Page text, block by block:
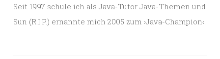
Seit 1997 schule ich als Java-Tutor Java-Themen und
Sun (R.I.P.) ernannte mich 2005 zum ›Java-Champion‹.